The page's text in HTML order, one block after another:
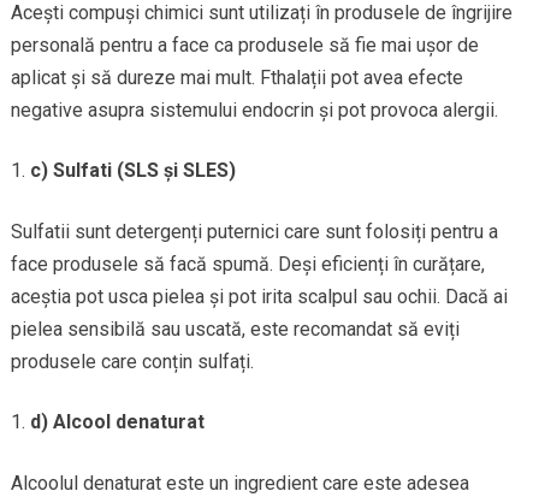
Acești compuși chimici sunt utilizați în produsele de îngrijire
personală pentru a face ca produsele să fie mai ușor de
aplicat și să dureze mai mult. Fthalații pot avea efecte
negative asupra sistemului endocrin și pot provoca alergii.
c) Sulfati (SLS și SLES)
Sulfatii sunt detergenți puternici care sunt folosiți pentru a
face produsele să facă spumă. Deși eficienți în curățare,
aceștia pot usca pielea și pot irita scalpul sau ochii. Dacă ai
pielea sensibilă sau uscată, este recomandat să eviți
produsele care conțin sulfați.
d) Alcool denaturat
Alcoolul denaturat este un ingredient care este adesea